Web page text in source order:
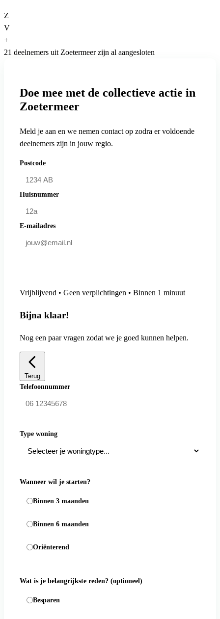
Z
V
+
21 deelnemers uit Zoetermeer zijn al aangesloten
Doe mee met de collectieve actie in
Zoetermeer
Meld je aan en we nemen contact op zodra er voldoende
deelnemers zijn in jouw regio.
Postcode
Huisnummer
E-mailadres
Vrijblijvend • Geen verplichtingen • Binnen 1 minuut
Bijna klaar!
Nog een paar vragen zodat we je goed kunnen helpen.
Terug
Telefoonnummer
Type woning
Wanneer wil je starten?
Binnen 3 maanden
Binnen 6 maanden
Oriënterend
Wat is je belangrijkste reden? (optioneel)
Besparen